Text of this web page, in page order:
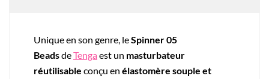
Unique en son genre, leSpinner 05
BeadsdeTenga est un masturbateur
réutilisable conçu en élastomère souple et